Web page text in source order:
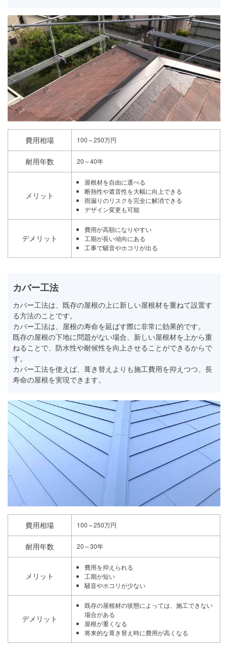
費用相場 100～250万円
耐用年数 20～40年
メリット
屋根材を自由に選べる
断熱性や遮音性を大幅に向上できる
雨漏りのリスクを完全に解消できる
デザイン変更も可能
デメリット
費用が高額になりやすい
工期が長い傾向にある
工事で騒音やホコリが出る
カバー工法
カバー工法は、既存の屋根の上に新しい屋根材を重ねて設置す
る方法のことです。
カバー工法は、屋根の寿命を延ばす際に非常に効果的です。
既存の屋根の下地に問題がない場合、新しい屋根材を上から重
ねることで、防水性や耐候性を向上させることができるからで
す。
カバー工法を使えば、葺き替えよりも施工費用を抑えつつ、長
寿命の屋根を実現できます。
費用相場 100～250万円
耐用年数 20～30年
メリット
費用を抑えられる
工期が短い
騒音やホコリが少ない
デメリット
既存の屋根材の状態によっては、施工できない
場合がある
屋根が重くなる
将来的な葺き替え時に費用が高くなる